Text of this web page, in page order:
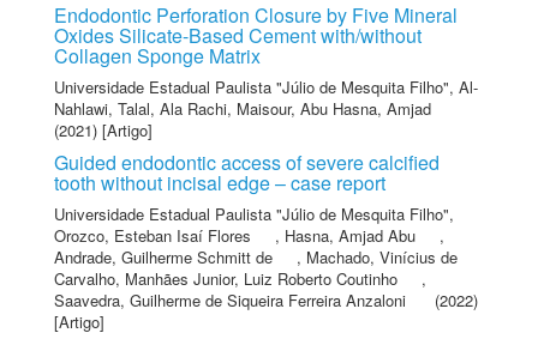
Endodontic Perforation Closure by Five Mineral
Oxides Silicate-Based Cement with/without
Collagen Sponge Matrix
Universidade Estadual Paulista "Júlio de Mesquita Filho", Al-
Nahlawi, Talal, Ala Rachi, Maisour, Abu Hasna, Amjad
(2021) [Artigo]
Guided endodontic access of severe calcified
tooth without incisal edge – case report
Universidade Estadual Paulista "Júlio de Mesquita Filho",
Orozco, Esteban Isaí Flores
, Hasna, Amjad Abu
,
Andrade, Guilherme Schmitt de
, Machado, Vinícius de
Carvalho, Manhães Junior, Luiz Roberto Coutinho
,
Saavedra, Guilherme de Siqueira Ferreira Anzaloni
(2022)
[Artigo]